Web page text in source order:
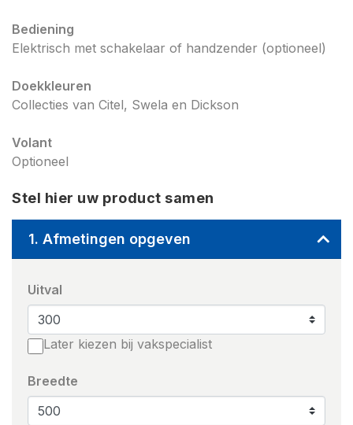
Bediening
Elektrisch met schakelaar of handzender (optioneel)
Doekkleuren
Collecties van Citel, Swela en Dickson
Volant
Optioneel
Stel hier uw product samen
1. Afmetingen opgeven
Uitval
Later kiezen bij vakspecialist
Breedte